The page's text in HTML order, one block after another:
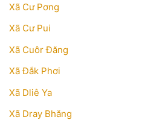
Xã Cư Pơng
Xã Cư Pui
Xã Cuôr Đăng
Xã Đắk Phơi
Xã Dliê Ya
Xã Dray Bhăng